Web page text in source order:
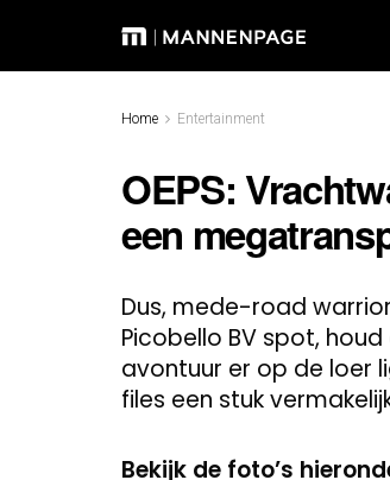
Home Entertainment
OEPS:
een
Dus, mede-road
Picobello BV spot,
avontuur er op de loer
files een stuk
Bekijk de foto’s